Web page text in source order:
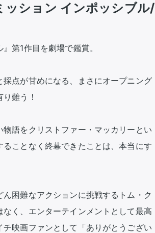
ッション インポッシブル/
第1作目を劇場で鑑賞。
点が甘めになる、まさにオープニング
難う！
語をクリストファー・マッカリーとい
ことなく終幕できたことは、本当にす
困難なアクションに挑戦するトム・ク
く、エンターテインメントとして最高
映画ファンとして「ありがとうござい